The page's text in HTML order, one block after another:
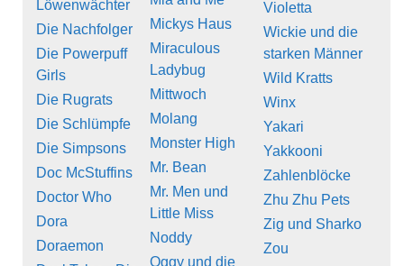
Löwenwächter
Die Nachfolger
Die Powerpuff
Girls
Die Rugrats
Die Schlümpfe
Die Simpsons
Doc McStuffins
Doctor Who
Dora
Doraemon
Mickys Haus
Miraculous
Ladybug
Mittwoch
Molang
Monster High
Mr. Bean
Mr. Men und
Little Miss
Noddy
Oggy und die
Violetta
Wickie und die
starken Männer
Wild Kratts
Winx
Yakari
Yakkooni
Zahlenblöcke
Zhu Zhu Pets
Zig und Sharko
Zou